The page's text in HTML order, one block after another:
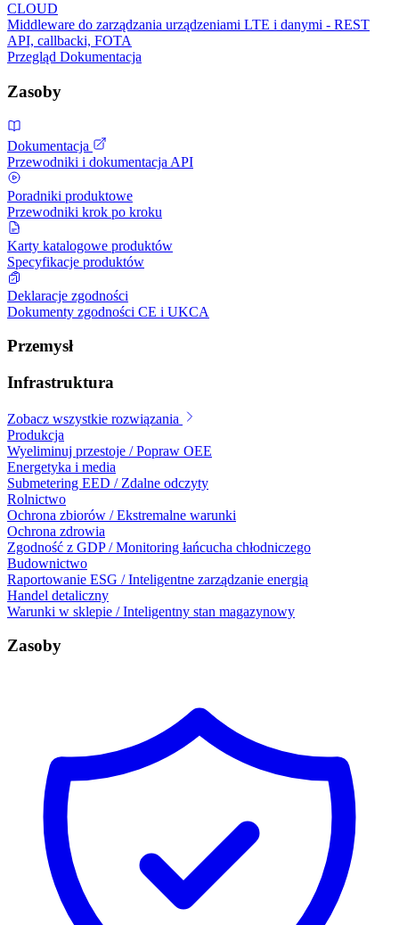
CLOUD
Middleware do zarządzania urządzeniami LTE i danymi - REST
API, callbacki, FOTA
Przegląd Dokumentacja
Zasoby
Dokumentacja
Przewodniki i dokumentacja API
Poradniki produktowe
Przewodniki krok po kroku
Karty katalogowe produktów
Specyfikacje produktów
Deklaracje zgodności
Dokumenty zgodności CE i UKCA
Przemysł
Infrastruktura
Zobacz wszystkie rozwiązania
Produkcja
Wyeliminuj przestoje / Popraw OEE
Energetyka i media
Submetering EED / Zdalne odczyty
Rolnictwo
Ochrona zbiorów / Ekstremalne warunki
Ochrona zdrowia
Zgodność z GDP / Monitoring łańcucha chłodniczego
Budownictwo
Raportowanie ESG / Inteligentne zarządzanie energią
Handel detaliczny
Warunki w sklepie / Inteligentny stan magazynowy
Zasoby